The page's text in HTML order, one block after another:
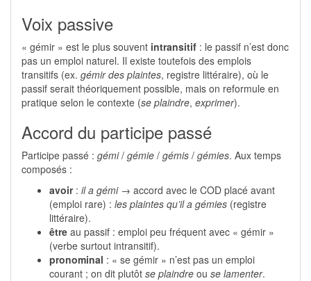
Voix passive
« gémir » est le plus souvent intransitif : le passif n’est donc
pas un emploi naturel. Il existe toutefois des emplois
transitifs (ex. gémir des plaintes, registre littéraire), où le
passif serait théoriquement possible, mais on reformule en
pratique selon le contexte (se plaindre, exprimer).
Accord du participe passé
Participe passé : gémi/ gémie / gémis / gémies. Aux temps
composés :
avoir: il a gémi→ accord avec le COD placé avant
(emploi rare) : les plaintes qu’il a gémies (registre
littéraire).
être au passif : emploi peu fréquent avec « gémir »
(verbe surtout intransitif).
pronominal : « se gémir » n’est pas un emploi
courant ; on dit plutôt se plaindre ou se lamenter.